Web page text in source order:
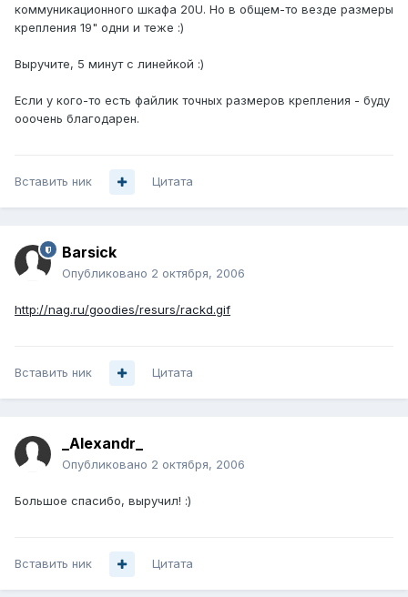
коммуникационного шкафа 20U. Но в общем-то везде размеры
крепления 19" одни и теже :)
Выручите, 5 минут с линейкой :)
Если у кого-то есть файлик точных размеров крепления - буду
ооочень благодарен.
Вставить ник Цитата
Barsick
Опубликовано 2 октября, 2006
http://nag.ru/goodies/resurs/rackd.gif
Вставить ник Цитата
_Alexandr_
Опубликовано 2 октября, 2006
Большое спасибо, выручил! :)
Вставить ник Цитата